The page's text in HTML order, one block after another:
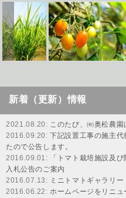
会社情報
取扱部門
買う・食べる
お問い合わせ
≪
新着（更新）情報
2021.08.20: このたび、㈲奥松農
2016.09.20: 下記設置工事の施主
たので公告します。
2016.09.01:
「トマト栽培施設及
入札公告のご案内
2016.07.13: ミニトマトギャラリー
2016.06.22: ホームページをリニュ